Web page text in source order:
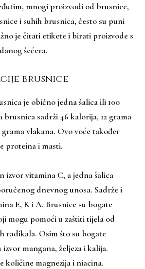
mnogi proizvodi od brusnice,
i suhih brusnica, često su puni
je čitati etikete i birati proizvode s
šećera.
brusnice
je obično jedna šalica ili 100
brusnica sadrži 46 kalorija, 12 grama
vlakana. Ovo voće također
proteina i masti.
izvor vitamina C, a jedna šalica
dnevnog unosa. Sadrže i
E, K i A. Brusnice su bogate
mogu pomoći u zaštiti tijela od
radikala. Osim što su bogate
mangana, željeza i kalija.
količine magnezija i niacina.